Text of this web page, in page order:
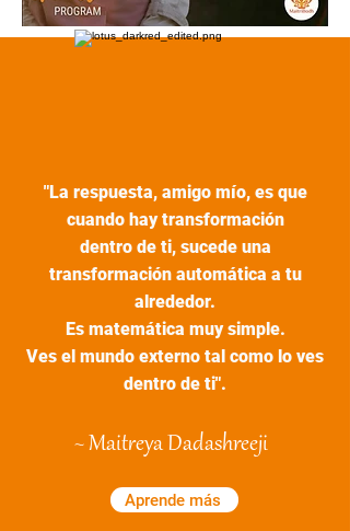
"La respuesta, amigo mío, es que
cuando hay transformación
dentro de ti, sucede una
transformación automática a tu
alrededor.
Es matemática muy simple.
Ves el mundo externo tal como lo ves
dentro de ti".
~ Maitreya Dadashreeji
Aprende más